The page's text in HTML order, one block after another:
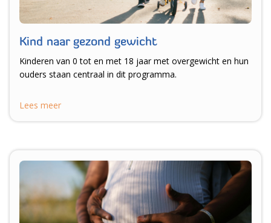
Kind naar gezond gewicht
Kinderen van 0 tot en met 18 jaar met overgewicht en hun
ouders staan centraal in dit programma.
Lees meer